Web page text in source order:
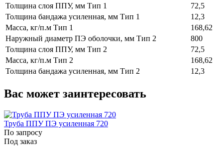
Толщина слоя ППУ, мм Тип 1
72,5
Толщина бандажа усиленная, мм Тип 1
12,3
Масса, кг/п.м Тип 1
168,62
Наружный диаметр ПЭ оболочки, мм Тип 2
800
Толщина слоя ППУ, мм Тип 2
72,5
Масса, кг/п.м Тип 2
168,62
Толщина бандажа усиленная, мм Тип 2
12,3
Вас может заинтересовать
Труба ППУ ПЭ усиленная 720
По запросу
Под заказ